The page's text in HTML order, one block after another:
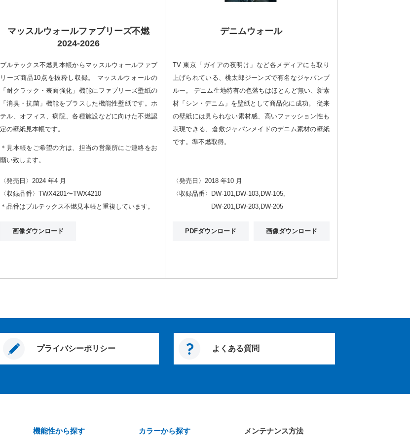
マッスルウォールファブリーズ不燃
2024-2026
ブルテックス不燃見本帳からマッスルウォールファブ
リーズ商品10点を抜粋し収録。 マッスルウォールの
「耐クラック・表面強化」機能にファブリーズ壁紙の
「消臭・抗菌」機能をプラスした機能性壁紙です。ホ
テル、オフィス、病院、各種施設などに向けた不燃認
定の壁紙見本帳です。
＊見本帳をご希望の方は、担当の営業所にご連絡をお
願い致します。
〈発売日〉2024 年4 月
〈収録品番〉TWX4201〜TWX4210
＊品番はブルテックス不燃見本帳と重複しています。
画像ダウンロード
デニムウォール
TV 東京「ガイアの夜明け」など各メディアにも取り
上げられている、桃太郎ジーンズで有名なジャパンブ
ルー。 デニム生地特有の色落ちはほとんど無い、新素
材「シン・デニム」を壁紙として商品化に成功。 従来
の壁紙には見られない素材感、高いファッション性も
表現できる、倉敷ジャパンメイドのデニム素材の壁紙
です。準不燃取得。
〈発売日〉2018 年10 月
〈収録品番〉DW-101,DW-103,DW-105,
DW-201,DW-203,DW-205
PDFダウンロード 画像ダウンロード
プライバシーポリシー よくある質問
機能性から探す カラーから探す メンテナンス方法